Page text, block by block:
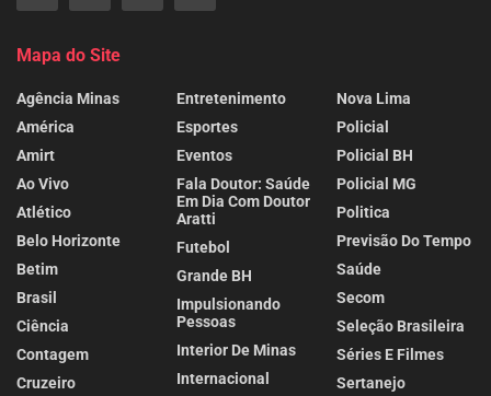
Mapa do Site
Agência Minas
América
Amirt
Ao Vivo
Atlético
Belo Horizonte
Betim
Brasil
Ciência
Contagem
Cruzeiro
Entretenimento
Esportes
Eventos
Fala Doutor: Saúde
Em Dia Com Doutor
Aratti
Futebol
Grande BH
Impulsionando
Pessoas
Interior De Minas
Internacional
Nova Lima
Policial
Policial BH
Policial MG
Politica
Previsão Do Tempo
Saúde
Secom
Seleção Brasileira
Séries E Filmes
Sertanejo